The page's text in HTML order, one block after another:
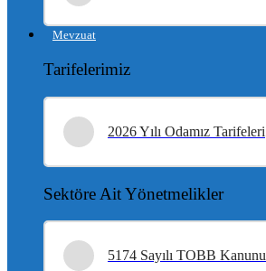
Mevzuat
Tarifelerimiz
2026 Yılı Odamız Tarifeleri
Sektöre Ait Yönetmelikler
5174 Sayılı TOBB Kanunu